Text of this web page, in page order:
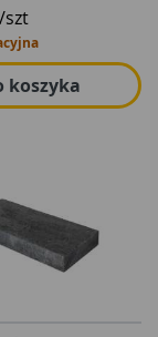
/szt
koszyka